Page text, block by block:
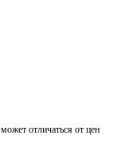
отличаться от цен